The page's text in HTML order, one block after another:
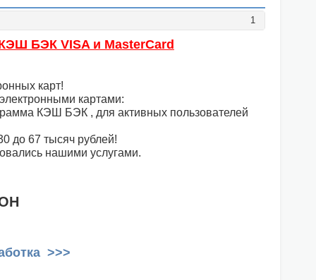
1
БЭК VISA и MasterCard
карт!
картами:
КЭШ БЭК , для активных пользователей
до 67 тысяч рублей!
нашими услугами.
>>>